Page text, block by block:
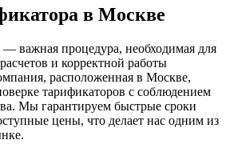
в Москве
важная процедура, необходимая для
и корректной работы
расположенная в Москве,
тарификаторов с соблюдением
Мы гарантируем быстрые сроки
цены, что делает нас одним из